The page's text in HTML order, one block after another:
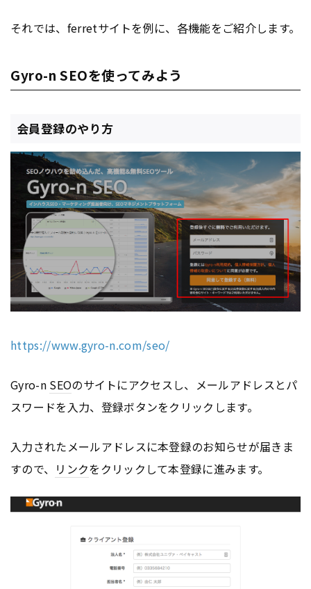
それでは、ferretサイトを例に、各機能をご紹介します。
Gyro-n SEOを使ってみよう
会員登録のやり方
https://www.gyro-n.com/seo/
Gyro-n SEOのサイトにアクセスし、メールアドレスとパ
スワードを入力、登録ボタンをクリックします。
入力されたメールアドレスに本登録のお知らせが届きま
すので、 リンクをクリックして本登録に進みます。